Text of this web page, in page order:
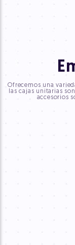
Ofrecemos una
las cajas unitarias
accesorios